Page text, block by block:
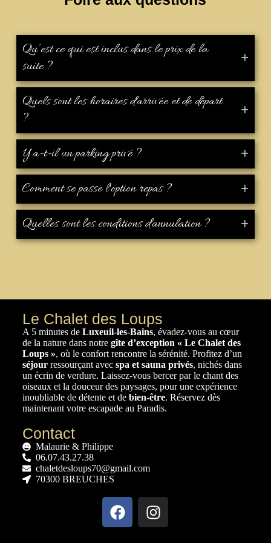
Qu’est ce qui est inclus dans le prix de la
suite ?
Quels sont les horaires d'arrivée et de départ
?
Y a-t-il un parking privé ?
Comment se passe l'option repas ?
Quelles sont les conditions d'annulation ?
Le Chalet des Loups
A 5 minutes de Luxeuil-les-Bains, évadez-vous au cœur
de la nature dans notre gîte d’exception « Le Chalet des
Loups », où le confort rencontre la sérénité. Profitez d’un
séjourressourçant avec spa et sauna privés, nichés dans
un écrin de verdure. Laissez-vous bercer par le chant des
oiseaux et la douceur des paysages, pour une expérience
inoubliable de détente et de bien-être. Réservez dès
maintenant votre escapade au Paradis.
Contact
Malaurie & Philippe
06.07.43.27.38
chaletdesloups70@gmail.com
70300 BREUCHES